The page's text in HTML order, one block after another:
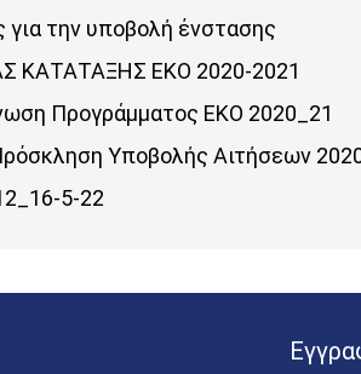
για την υποβολή ένστασης
ΚΑΤΑΤΑΞΗΣ ΕΚΟ 2020-2021
Προγράμματος ΕΚΟ 2020_21
Υποβολής Αιτήσεων
5-22